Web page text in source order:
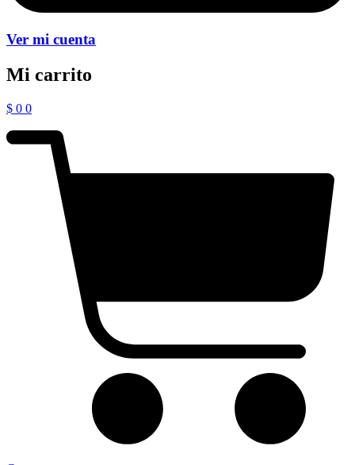
Ver mi cuenta
Mi carrito
$ 0 0